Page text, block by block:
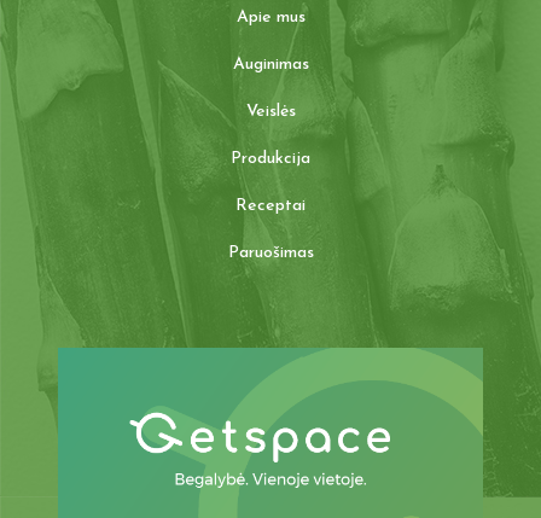
Apie mus
Auginimas
Veislės
Produkcija
Receptai
Paruošimas